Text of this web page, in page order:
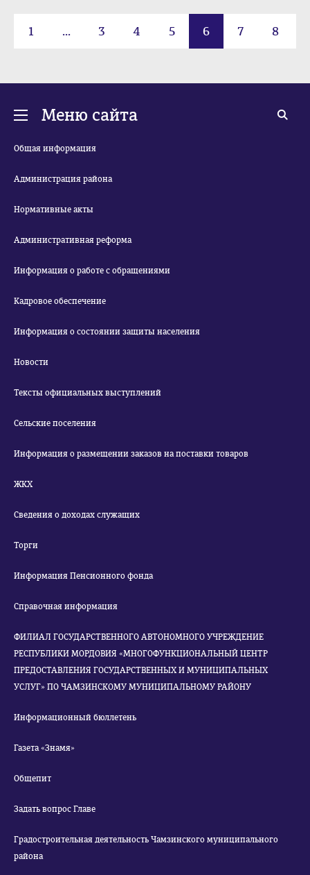
1 ... 3 4 5 6 7 8
Меню сайта
Общая информация
Администрация района
Нормативные акты
Административная реформа
Информация о работе с обращениями
Кадровое обеспечение
Информация о состоянии защиты населения
Новости
Тексты официальных выступлений
Сельские поселения
Информация о размещении заказов на поставки товаров
ЖКХ
Сведения о доходах служащих
Торги
Информация Пенсионного фонда
Справочная информация
ФИЛИАЛ ГОСУДАРСТВЕННОГО АВТОНОМНОГО УЧРЕЖДЕНИЕ
РЕСПУБЛИКИ МОРДОВИЯ «МНОГОФУНКЦИОНАЛЬНЫЙ ЦЕНТР
ПРЕДОСТАВЛЕНИЯ ГОСУДАРСТВЕННЫХ И МУНИЦИПАЛЬНЫХ
УСЛУГ» ПО ЧАМЗИНСКОМУ МУНИЦИПАЛЬНОМУ РАЙОНУ
Информационный бюллетень
Газета «Знамя»
Общепит
Задать вопрос Главе
Градостроительная деятельность Чамзинского муниципального
района